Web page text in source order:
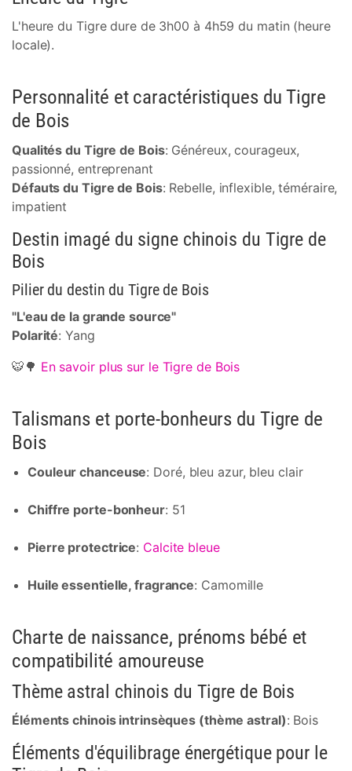
L'heure du Tigre dure de 3h00 à 4h59 du matin (heure
locale).
Personnalité et caractéristiques du Tigre
de Bois
Qualités du Tigre de Bois: Généreux, courageux,
passionné, entreprenant
Défauts du Tigre de Bois: Rebelle, inflexible, téméraire,
impatient
Destin imagé du signe chinois du Tigre de
Bois
Pilier du destin du Tigre de Bois
"L'eau de la grande source"
Polarité: Yang
🐯🌳 En savoir plus sur le Tigre de Bois
Talismans et porte-bonheurs du Tigre de
Bois
Couleur chanceuse: Doré, bleu azur, bleu clair
Chiffre porte-bonheur: 51
Pierre protectrice: Calcite bleue
Huile essentielle, fragrance: Camomille
Charte de naissance, prénoms bébé et
compatibilité amoureuse
Thème astral chinois du Tigre de Bois
Éléments chinois intrinsèques (thème astral): Bois
Éléments d'équilibrage énergétique pour le